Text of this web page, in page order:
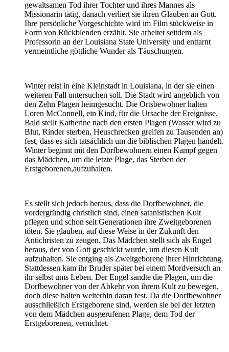
gewaltsamen Tod ihrer Tochter und ihres Mannes als
Missionarin tätig, danach verliert sie ihren Glauben an Gott.
Ihre persönliche Vorgeschichte wird im Film stückweise in
Form von Rückblenden erzählt. Sie arbeitet seitdem als
Professorin an der Louisiana State University und enttarnt
vermeintliche göttliche Wunder als Täuschungen.
Winter reist in eine Kleinstadt in Louisiana, in der sie einen
weiteren Fall untersuchen soll. Die Stadt wird angeblich von
den Zehn Plagen heimgesucht. Die Ortsbewohner halten
Loren McConnell, ein Kind, für die Ursache der Ereignisse.
Bald stellt Katherine nach den ersten Plagen (Wasser wird zu
Blut, Rinder sterben, Heuschrecken greifen zu Tausenden an)
fest, dass es sich tatsächlich um die biblischen Plagen handelt.
Winter beginnt mit den Dorfbewohnern einen Kampf gegen
das Mädchen, um die letzte Plage, das Sterben der
Erstgeborenen,aufzuhalten.
Es stellt sich jedoch heraus, dass die Dorfbewohner, die
vordergründig christlich sind, einen satanistischen Kult
pflegen und schon seit Generationen ihre Zweitgeborenen
töten. Sie glauben, auf diese Weise in der Zukunft den
Antichristen zu zeugen. Das Mädchen stellt sich als Engel
heraus, der von Gott geschickt wurde, um diesen Kult
aufzuhalten. Sie entging als Zweitgeborene ihrer Hinrichtung.
Stattdessen kam ihr Bruder später bei einem Mordversuch an
ihr selbst ums Leben. Der Engel sandte die Plagen, um die
Dorfbewohner von der Abkehr von ihrem Kult zu bewegen,
doch diese halten weiterhin daran fest. Da die Dorfbewohner
ausschließlich Erstgeborene sind, werden sie bei der letzten
von dem Mädchen ausgerufenen Plage, dem Tod der
Erstgeborenen, vernichtet.